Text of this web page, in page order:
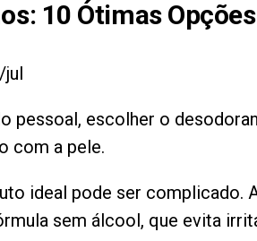
: 10 Ótimas Opções
jul
pessoal, escolher o
com a pele.
ideal pode ser complicado.
sem álcool, que evita